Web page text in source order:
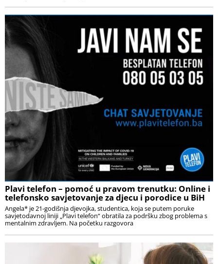
Plavi telefon – pomoć u pravom trenutku: Online i
telefonsko savjetovanje za djecu i porodice u BiH
Angela* je 21-godišnja djevojka, studentica, koja se putem poruke
savjetodavnoj liniji „Plavi telefon“ obratila za podršku zbog problema s
mentalnim zdravljem. Na početku razgovora